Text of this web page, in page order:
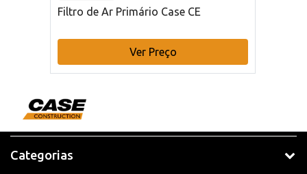
Filtro de Ar Primário Case CE
Ver Preço
Categorias